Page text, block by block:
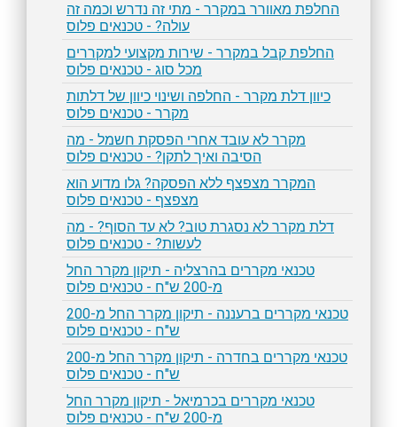
החלפת מאוורר במקרר - מתי זה נדרש וכמה זה
עולה? - טכנאים פלוס
החלפת קבל במקרר - שירות מקצועי למקררים
מכל סוג - טכנאים פלוס
כיוון דלת מקרר - החלפה ושינוי כיוון של דלתות
מקרר - טכנאים פלוס
מקרר לא עובד אחרי הפסקת חשמל - מה
הסיבה ואיך לתקן? - טכנאים פלוס
המקרר מצפצף ללא הפסקה? גלו מדוע הוא
מצפצף - טכנאים פלוס
דלת מקרר לא נסגרת טוב? לא עד הסוף? - מה
לעשות? - טכנאים פלוס
טכנאי מקררים בהרצליה - תיקון מקרר החל
מ-200 ש"ח - טכנאים פלוס
טכנאי מקררים ברעננה - תיקון מקרר החל מ-200
ש"ח - טכנאים פלוס
טכנאי מקררים בחדרה - תיקון מקרר החל מ-200
ש"ח - טכנאים פלוס
טכנאי מקררים בכרמיאל - תיקון מקרר החל
מ-200 ש"ח - טכנאים פלוס